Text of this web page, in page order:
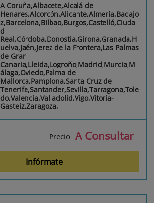
A Coruña,Albacete,Alcalá de
Henares,Alcorcón,Alicante,Almería,Badajo
z,Barcelona,Bilbao,Burgos,Castelló,Ciuda
d
Real,Córdoba,Donostia,Girona,Granada,H
uelva,Jaén,Jerez de la Frontera,Las Palmas
de Gran
Canaria,Lleida,Logroño,Madrid,Murcia,M
álaga,Oviedo,Palma de
Mallorca,Pamplona,Santa Cruz de
Tenerife,Santander,Sevilla,Tarragona,Tole
do,Valencia,Valladolid,Vigo,Vitoria-
Gasteiz,Zaragoza,
Precio A Consultar
Infórmate